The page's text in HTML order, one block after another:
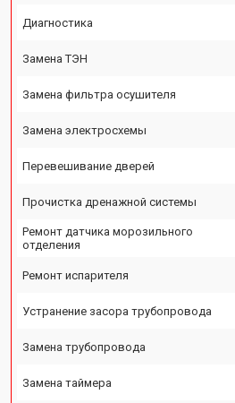
Диагностика
Замена ТЭН
Замена фильтра осушителя
Замена электросхемы
Перевешивание дверей
Прочистка дренажной системы
Ремонт датчика морозильного
отделения
Ремонт испарителя
Устранение засора трубопровода
Замена трубопровода
Замена таймера